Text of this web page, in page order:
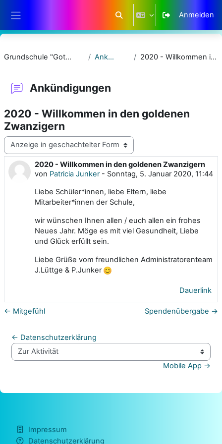
Sucheingabe umschalten
Anmelden
Grundschule "Gotthold Ephraim Lessing" Ankündigungen 2020 - Willkommen in den goldenen Zwanzigern
Ankündigungen
2020 - Willkommen in den goldenen
Zwanzigern
Anzeigemodus
2020 - Willkommen in den goldenen Zwanzigern
von Patricia Junker- Sonntag, 5. Januar 2020, 11:44
Anzahl Antworten: 0
Liebe Schüler*innen, liebe Eltern, liebe
Mitarbeiter*innen der Schule,
wir wünschen Ihnen allen / euch allen ein frohes
Neues Jahr. Möge es mit viel Gesundheit, Liebe
und Glück erfüllt sein.
Liebe Grüße vom freundlichen Administratorenteam
J.Lüttge & P.Junker
Dauerlink
← Mitgefühl Spendenübergabe →
← Datenschutzerklärung
Zur Aktivität
Mobile App →
Impressum
Datenschutzerklärung